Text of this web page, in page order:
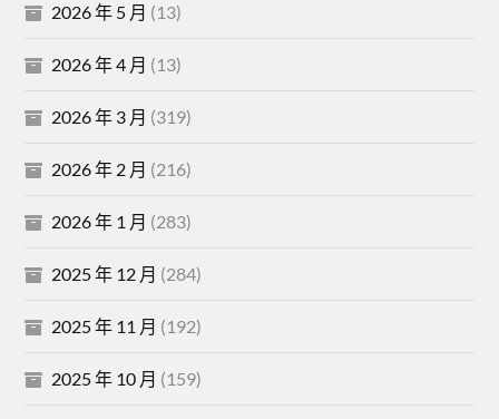
2026 年 5 月 (13)
2026 年 4 月 (13)
2026 年 3 月 (319)
2026 年 2 月 (216)
2026 年 1 月 (283)
2025 年 12 月 (284)
2025 年 11 月 (192)
2025 年 10 月 (159)